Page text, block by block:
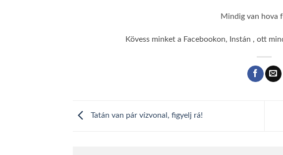
Mindig van hova
Kövess minket a Facebookon, Instán , ott
Tatán van pár vízvonal, figyelj rá!